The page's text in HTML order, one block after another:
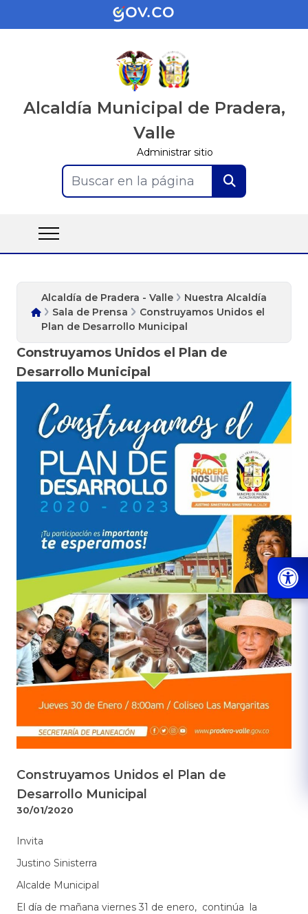
Alcaldía Municipal de Pradera,
Valle
Administrar sitio
Buscar en la página
Alcaldía de Pradera - Valle
Nuestra Alcaldía
Sala de Prensa
Construyamos Unidos el
Plan de Desarrollo Municipal
Construyamos Unidos el Plan de
Desarrollo Municipal
Construyamos Unidos el Plan de
Desarrollo Municipal
30/01/2020
​Invita
Justino Sinisterra
Alcalde Municipal
El día de mañana viernes 31 de enero, continúa la